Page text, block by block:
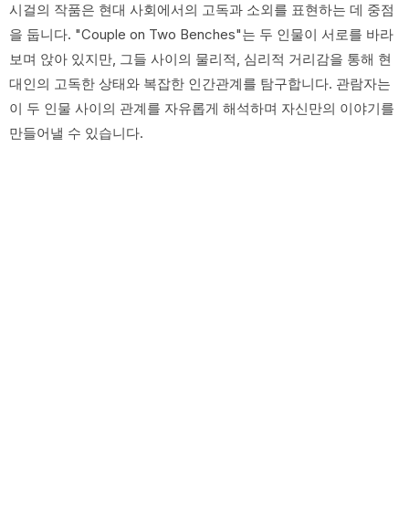
시걸의 작품은 현대 사회에서의 고독과 소외를 표현하는 데 중점
을 둡니다. "Couple on Two Benches"는 두 인물이 서로를 바라
보며 앉아 있지만, 그들 사이의 물리적, 심리적 거리감을 통해 현
대인의 고독한 상태와 복잡한 인간관계를 탐구합니다. 관람자는
이 두 인물 사이의 관계를 자유롭게 해석하며 자신만의 이야기를
만들어낼 수 있습니다.